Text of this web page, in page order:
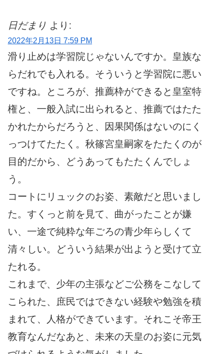
日だまり より:
2022年2月13日 7:59 PM
滑り止めは学習院じゃないんですか。皇族な
らだれでも入れる。そういうと学習院に悪い
ですね。ところが、推薦枠ができると皇室特
権と、一般入試に出られると、推薦ではたた
かれたからだろうと、因果関係はないのにく
っつけてたたく。秋篠宮皇嗣家をたたくのが
目的だから、どうあってもたたくんでしょ
う。
コートにリュックのお姿、素敵だと思いまし
た。すくっと前を見て、曲がったことが嫌
い、一途で純粋な年ごろの青少年らしくて
清々しい。どういう結果が出ようと受けて立
たれる。
これまで、少年の主張などご公務をこなして
こられた、庶民ではできない経験や勉強を積
まれて、人格ができています。それこそ帝王
教育なんだなあと、未来の天皇のお姿に元気